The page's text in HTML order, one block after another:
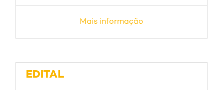
Mais informação
EDITAL